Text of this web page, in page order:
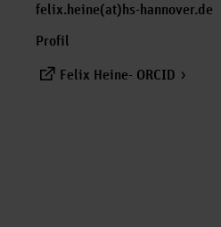
felix.heine(at)hs-hannover.de
Profil
Felix Heine- ORCID